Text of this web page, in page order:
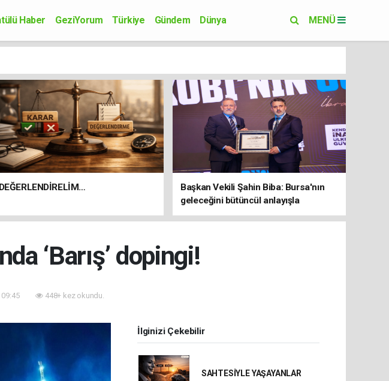
Haber GeziYorum Türkiye Gündem
Dünya
MENÜ
DEĞERLENDİRELİM…
Başkan Vekili Şahin Biba: Bursa'nın
geleceğini bütüncül anlayışla
planlıyoruz
‘Barış’ dopingi!
09:45 448+ kez okundu.
İlginizi Çekebilir
SAHTESİYLE YAŞAYANLAR